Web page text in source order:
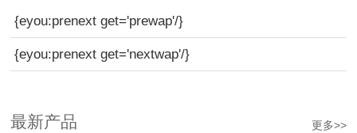
{eyou:prenext get='prewap'/}
{eyou:prenext get='nextwap'/}
更多>>
最新产品